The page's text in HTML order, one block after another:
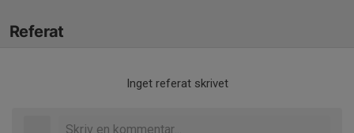
Referat
Inget referat skrivet